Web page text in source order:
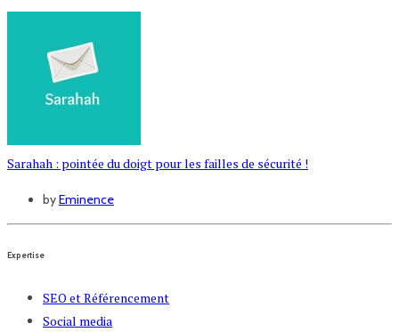
Sarahah : pointée du doigt pour les failles de sécurité !
byEminence
Expertise
SEO et Référencement
Social media